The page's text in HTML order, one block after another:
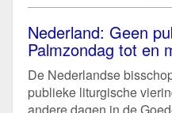
Nederland: Geen
Palmzondag tot en
De Nederlandse
publieke liturgische